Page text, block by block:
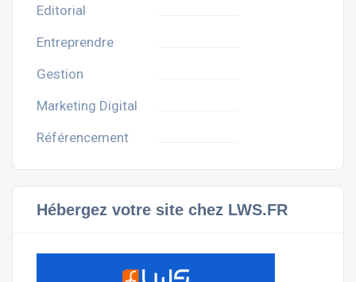
Editorial
Entreprendre
Gestion
Marketing Digital
Référencement
Hébergez votre site chez LWS.FR